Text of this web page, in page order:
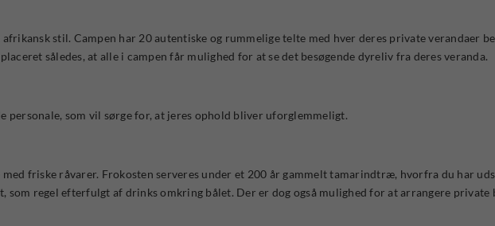
stil. Campen har 20 autentiske og rummelige telte med hver deres private verandaer
således, at alle i campen får mulighed for at se det besøgende dyreliv fra deres veranda.
personale, som vil sørge for, at jeres ophold bliver uforglemmeligt.
friske råvarer. Frokosten serveres under et 200 år gammelt tamarindtræ, hvorfra du har
regel efterfulgt af drinks omkring bålet. Der er dog også mulighed for at arrangere private